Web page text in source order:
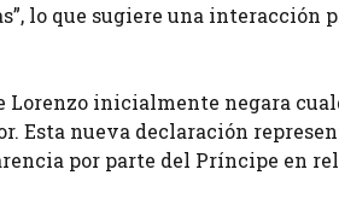
lo que sugiere una
Lorenzo inicialmente negara
Esta nueva declaración
por parte del Príncipe en